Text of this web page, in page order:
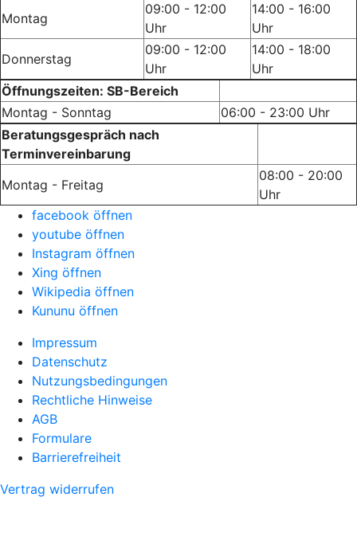
Montag
09:00 - 12:00
Uhr
14:00 - 16:00
Uhr
Donnerstag
09:00 - 12:00
Uhr
14:00 - 18:00
Uhr
Öffnungszeiten: SB-Bereich
Montag - Sonntag
06:00 - 23:00 Uhr
Beratungsgespräch nach
Terminvereinbarung
Montag - Freitag
08:00 - 20:00
Uhr
facebook öffnen
youtube öffnen
Instagram öffnen
Xing öffnen
Wikipedia öffnen
Kununu öffnen
Impressum
Datenschutz
Nutzungsbedingungen
Rechtliche Hinweise
AGB
Formulare
Barrierefreiheit
Vertrag widerrufen